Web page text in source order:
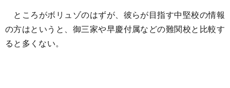
ところがボリュゾのはずが、彼らが目指す中堅校の情報
の方はというと、御三家や早慶付属などの難関校と比較す
ると多くない。